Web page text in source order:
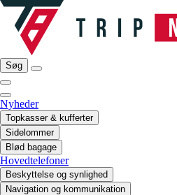
Søg
Nyheder
Topkasser & kufferter
Sidelommer
Blød bagage
Hovedtelefoner
Beskyttelse og synlighed
Navigation og kommunikation